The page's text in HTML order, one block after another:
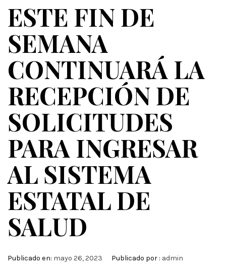
ESTE FIN DE
SEMANA
CONTINUARÁ LA
RECEPCIÓN DE
SOLICITUDES
PARA INGRESAR
AL SISTEMA
ESTATAL DE
SALUD
Publicado en: mayo 26, 2023 Publicado por : admin